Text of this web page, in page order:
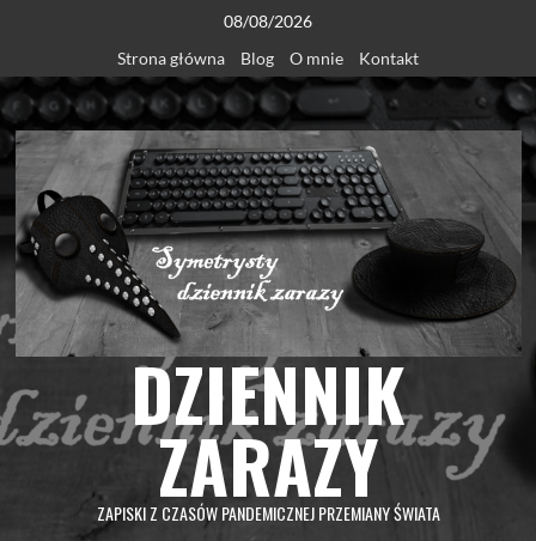
content
08/08/2026
Strona główna
Blog O mnie Kontakt
DZIENNIK
ZARAZY
ZAPISKI Z CZASÓW PANDEMICZNEJ PRZEMIANY ŚWIATA